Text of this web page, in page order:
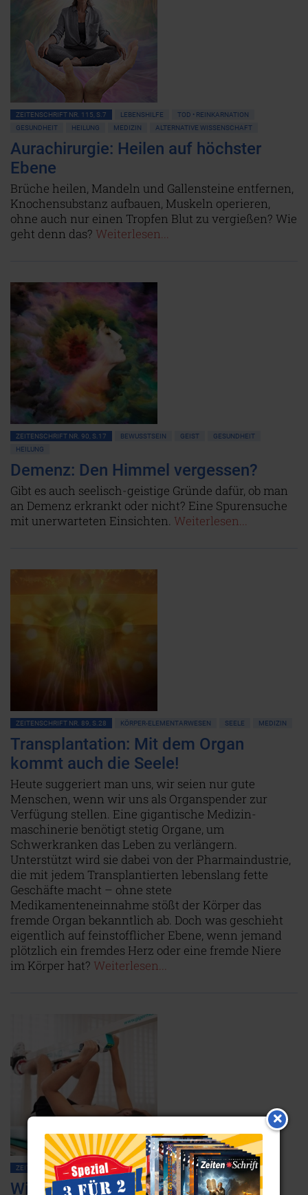
ZEITENSCHRIFT NR. 115, S.7 LEBENSHILFE
TOD • REINKARNATION
GESUNDHEIT
HEILUNG MEDIZIN ALTERNATIVE WISSENSCHAFT
Aurachirurgie: Heilen auf höchster
Ebene
Brüche heilen, Mandeln und Gallensteine entfernen,
Knochensubstanz aufbauen, Muskeln operieren,
ohne auch nur einen Tropfen Blut zu vergießen? Wie
geht denn das? Weiterlesen...
ZEITENSCHRIFT NR. 90, S.17 BEWUSSTSEIN GEIST
GESUNDHEIT
HEILUNG
Demenz: Den Himmel vergessen?
Gibt es auch seelisch-geistige Gründe dafür, ob man
an Demenz erkrankt oder nicht? Eine Spurensuche
mit unerwarteten Einsichten. Weiterlesen...
ZEITENSCHRIFT NR. 89, S.28 KÖRPER-ELEMENTARWESEN SEELE MEDIZIN
Transplantation: Mit dem Organ
kommt auch die Seele!
Heute suggeriert man uns, wir seien nur gute
Menschen, wenn wir uns als Organspender zur
Verfügung stellen. Eine gigantische Medizin-
maschinerie benötigt stetig Organe, um
Schwerkranken das Leben zu verlängern.
Unterstützt wird sie dabei von der Pharmaindustrie,
die mit jedem Transplantierten lebenslang fette
Geschäfte macht – ohne stete
Medikamenteneinnahme stößt der Körper das
fremde Organ bekanntlich ab. Doch was geschieht
eigentlich auf feinstofflicher Ebene, wenn jemand
plötzlich ein fremdes Herz oder eine fremde Niere
im Körper hat? Weiterlesen...
ZEITENSCHRIFT NR. 35, S.36 HEILUNG MEDIZIN
Wie Gelähmte wieder gehen lernen